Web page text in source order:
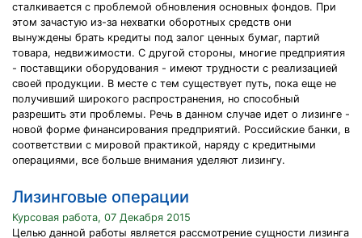
сталкивается с проблемой обновления основных фондов. При
этом зачастую из-за нехватки оборотных средств они
вынуждены брать кредиты под залог ценных бумаг, партий
товара, недвижимости. С другой стороны, многие предприятия
- поставщики оборудования - имеют трудности с реализацией
своей продукции. В месте с тем существует путь, пока еще не
получивший широкого распространения, но способный
разрешить эти проблемы. Речь в данном случае идет о лизинге -
новой форме финансирования предприятий. Российские банки, в
соответствии с мировой практикой, наряду с кредитными
операциями, все больше внимания уделяют лизингу.
Лизинговые операции
Курсовая работа, 07 Декабря 2015
Целью данной работы является рассмотрение сущности лизинга